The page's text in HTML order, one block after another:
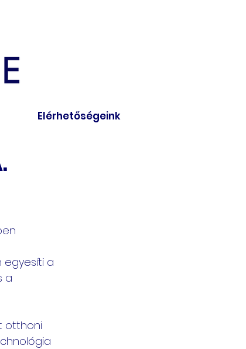
Elérhetőségeink
egyesíti a
a
otthoni